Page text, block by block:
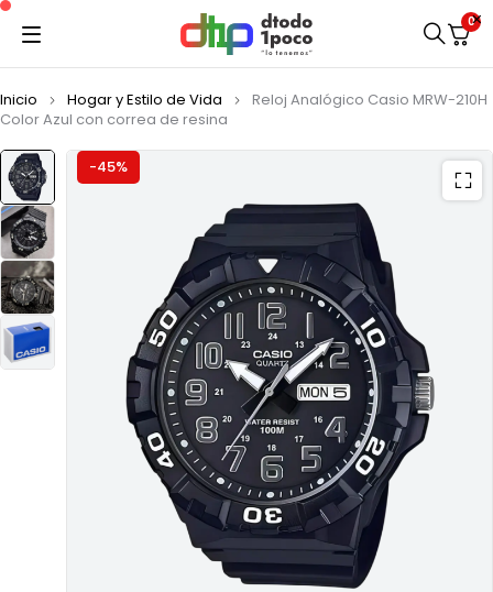
0
Inicio Hogar y Estilo de Vida
Reloj Analógico Casio MRW-210H
Color Azul con correa de resina
-45%